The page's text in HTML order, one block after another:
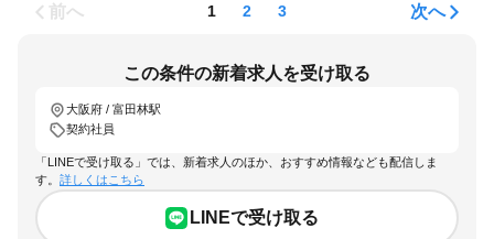
前へ 1 2 3 次へ
この条件の新着求人を受け取る
大阪府 / 富田林駅
契約社員
「LINEで受け取る」では、新着求人のほか、おすすめ情報なども配信しま
す。 詳しくはこちら
LINEで受け取る